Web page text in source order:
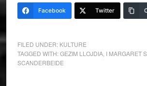
Facebook Twitter
FILED UNDER: KULTURE
TAGGED WITH:GEZIM LLOJDIA, I MARGARET
SCANDERBEIDE